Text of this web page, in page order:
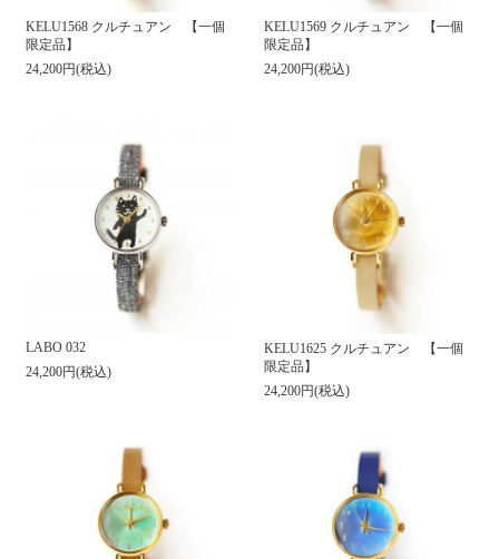
KELU1568 クルチュアン 【一個
限定品】
24,200円(税込)
KELU1569 クルチュアン 【一個
限定品】
24,200円(税込)
LABO 032
24,200円(税込)
KELU1625 クルチュアン 【一個
限定品】
24,200円(税込)